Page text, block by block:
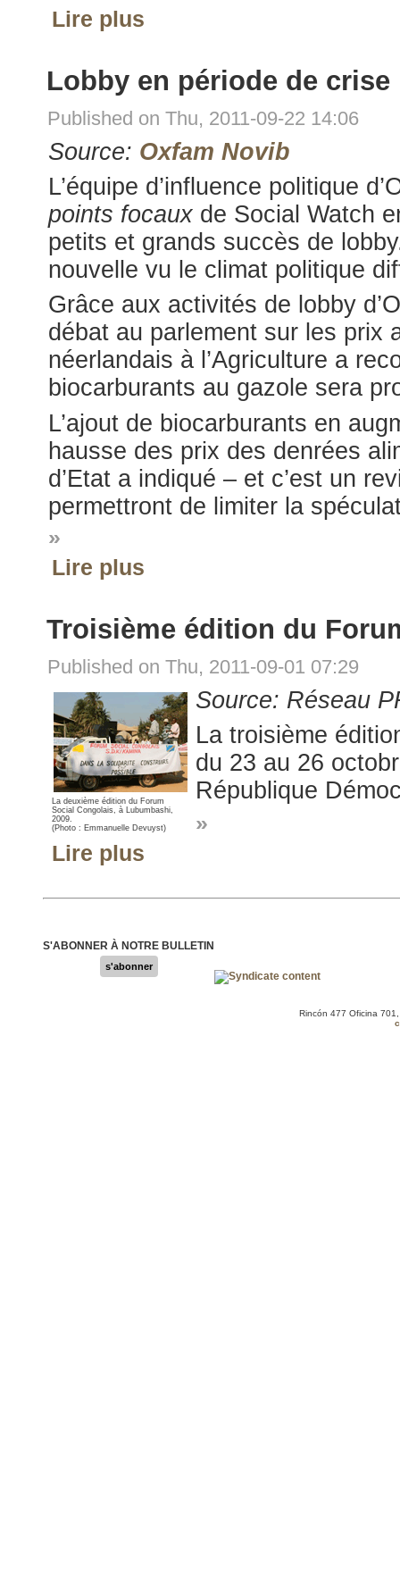
Lire plus
Lobby en période de crise
Published on Thu, 2011-09-22 14:06
Source: Oxfam Novib
L’équipe d’influence politique
points focaux de Social Watch
petits et grands succès de
nouvelle vu le climat politique
Grâce aux activités de lobby
débat au parlement sur les prix
néerlandais à l’Agriculture a
biocarburants au gazole sera
L’ajout de biocarburants en
hausse des prix des denrées
d’Etat a indiqué – et c’est un
permettront de limiter la
»
Lire plus
Troisième édition du
Published on Thu, 2011-09-01 07:29
La deuxième édition du Forum
Social Congolais, à Lubumbashi,
2009.
(Photo : Emmanuelle Devuyst)
Source: Réseau
La troisième
du 23 au 26
République
»
Lire plus
S'ABONNER À NOTRE BULLETIN
s'abonner
Rincón 477 Oficina